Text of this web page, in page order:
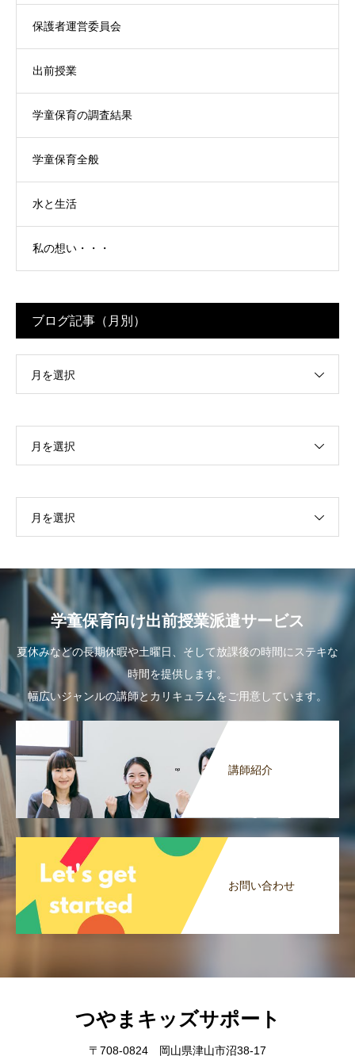
保護者運営委員会
出前授業
学童保育の調査結果
学童保育全般
水と生活
私の想い・・・
ブログ記事（月別）
月を選択
月を選択
月を選択
学童保育向け出前授業派遣サービス
夏休みなどの長期休暇や土曜日、そして放課後の時間にステキな
時間を提供します。
幅広いジャンルの講師とカリキュラムをご用意しています。
講師紹介
お問い合わせ
つやまキッズサポート
〒708-0824 岡山県津山市沼38-17